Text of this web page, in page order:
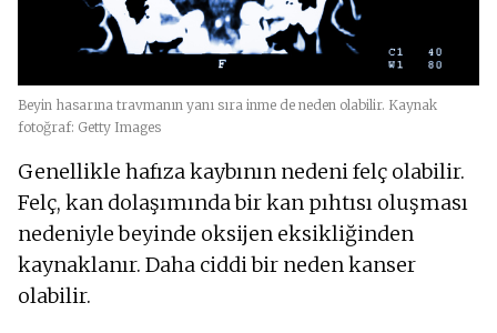
Beyin hasarına travmanın yanı sıra inme de neden olabilir. Kaynak
fotoğraf: Getty Images
Genellikle hafıza kaybının nedeni felç olabilir.
Felç, kan dolaşımında bir kan pıhtısı oluşması
nedeniyle beyinde oksijen eksikliğinden
kaynaklanır. Daha ciddi bir neden kanser
olabilir.